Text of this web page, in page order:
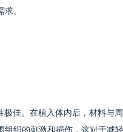
。
极佳。在植入体内后，材料与
织的刺激和损伤，这对于减